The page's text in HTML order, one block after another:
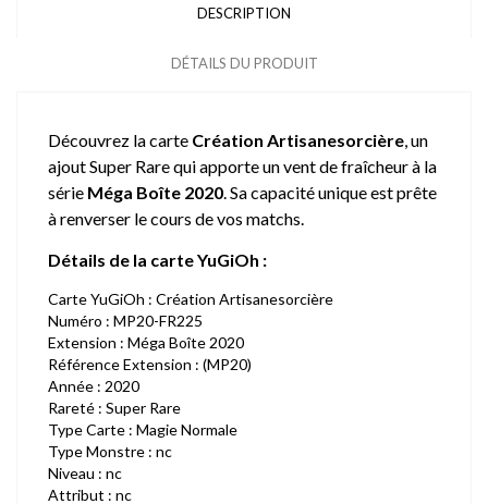
DESCRIPTION
DÉTAILS DU PRODUIT
Découvrez la carte Création Artisanesorcière, un
ajout Super Rare qui apporte un vent de fraîcheur à la
série Méga Boîte 2020. Sa capacité unique est prête
à renverser le cours de vos matchs.
Détails de la carte YuGiOh :
Carte YuGiOh : Création Artisanesorcière
Numéro : MP20-FR225
Extension : Méga Boîte 2020
Référence Extension : (MP20)
Année : 2020
Rareté : Super Rare
Type Carte : Magie Normale
Type Monstre : nc
Niveau : nc
Attribut : nc